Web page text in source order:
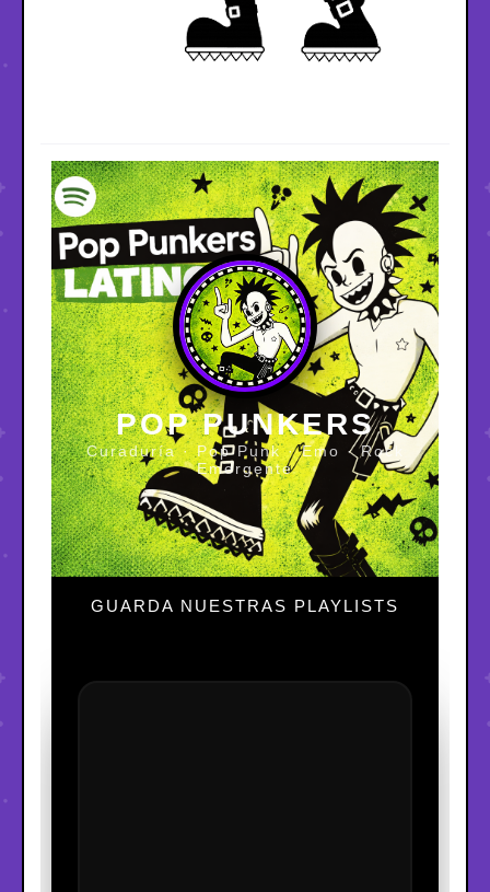
POP PUNKERS
Curaduría · Pop Punk · Emo · Rock
Emergente
GUARDA NUESTRAS PLAYLISTS